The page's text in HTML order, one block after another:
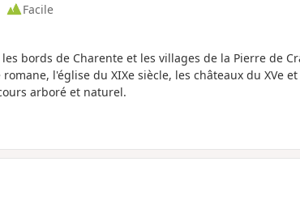
Facile
bords de Charente et les villages de la Pierre de
l'église du XIXe siècle, les châteaux du XVe
arboré et naturel.